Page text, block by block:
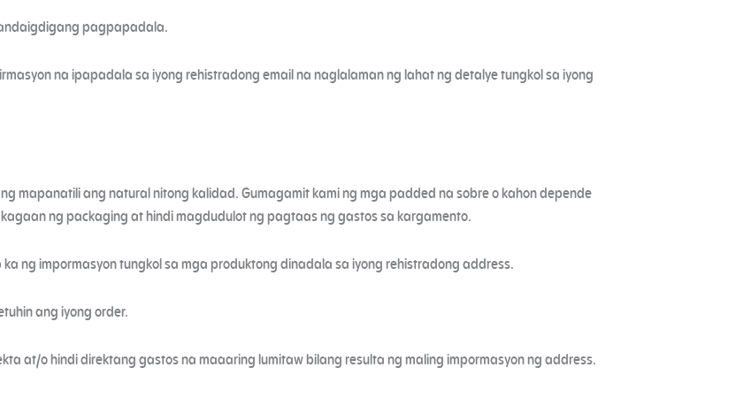
pagpapadala.
na ipapadala sa iyong rehistradong email na naglalaman ng lahat ng detalye tungkol sa iyong
mapanatili ang natural nitong kalidad. Gumagamit kami ng mga padded na sobre o kahon depende
ng packaging at hindi magdudulot ng pagtaas ng gastos sa kargamento.
ng impormasyon tungkol sa mga produktong dinadala sa iyong rehistradong address.
ang iyong order.
at/o hindi direktang gastos na maaaring lumitaw bilang resulta ng maling impormasyon ng address.